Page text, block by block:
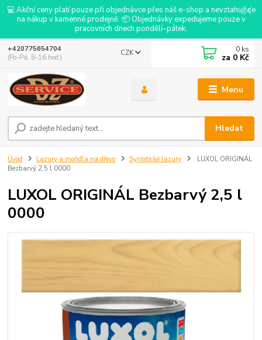
💻 Akční ceny platí pouze při objednávce přes náš e-shop a nevztahují se
na nákup v kamenné prodejně. 📦 Objednávky expedujeme pouze v
pracovních dnech pondělí–pátek.
Menu
CZK
Hledat
+420775654704
(Po-Pá, 8-16 hod.)
0 ks
za 0 Kč
Úvod Lazury a mořidla na dřevo Syntetické lazury
LUXOL ORIGINÁL
Bezbarvý 2,5 l 0000
LUXOL ORIGINÁL Bezbarvý 2,5 l
0000